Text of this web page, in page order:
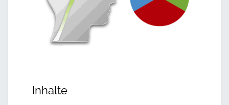
Inhalte